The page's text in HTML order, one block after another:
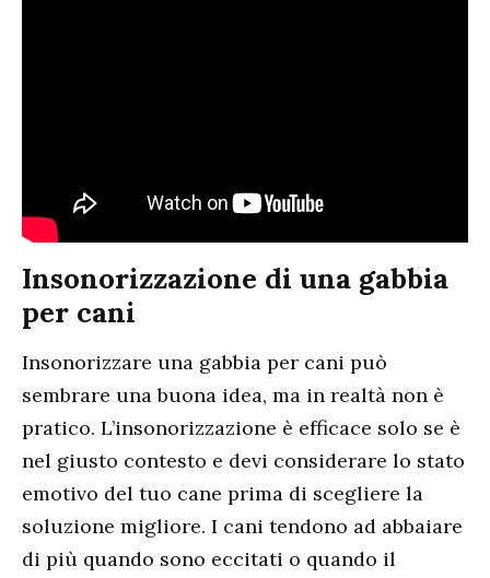
Insonorizzazione di una gabbia
per cani
Insonorizzare una gabbia per cani può
sembrare una buona idea, ma in realtà non è
pratico. L’insonorizzazione è efficace solo se è
nel giusto contesto e devi considerare lo stato
emotivo del tuo cane prima di scegliere la
soluzione migliore. I cani tendono ad abbaiare
di più quando sono eccitati o quando il